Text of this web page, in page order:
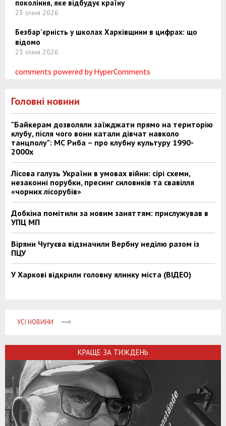
покоління, яке відбудує країну
23 січня 2026
Безбар’єрність у школах Харківщини в цифрах: що
відомо
23 січня 2026
comments powered by HyperComments
Головні новини
"Байкерам дозволяли заїжджати прямо на територію
клубу, після чого вони катали дівчат навколо
танцполу": МС Риба – про клубну культуру 1990-
2000х
Лісова галузь України в умовах війни: сірі схеми,
незаконні порубки, пресинг силовиків та свавілля
«чорних лісорубів»
Добкіна помітили за новим заняттям: прислужував в
УПЦ МП
Віряни Чугуєва відзначили Вербну неділю разом із
ПЦУ
У Харкові відкрили головну ялинку міста (ВІДЕО)
УСІ НОВИНИ
КРАЩЕ ЗА ТИЖДЕНЬ